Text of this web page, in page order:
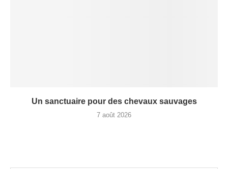
Un sanctuaire pour des chevaux sauvages
7 août 2026